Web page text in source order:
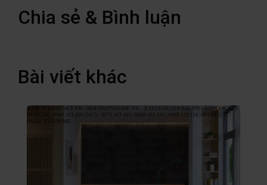
Chia sẻ & Bình luận
Bài viết khác